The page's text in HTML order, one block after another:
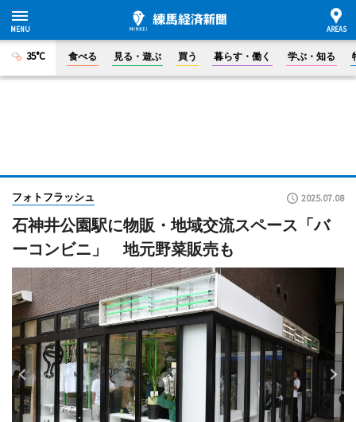
35°C 食べる 見る・遊ぶ 買う 暮らす・働く 学ぶ・知る
フォトフラッシュ 2025.07.08
石神井公園駅に物販・地域交流スペース「バ
ーコンビニ」 地元野菜販売も